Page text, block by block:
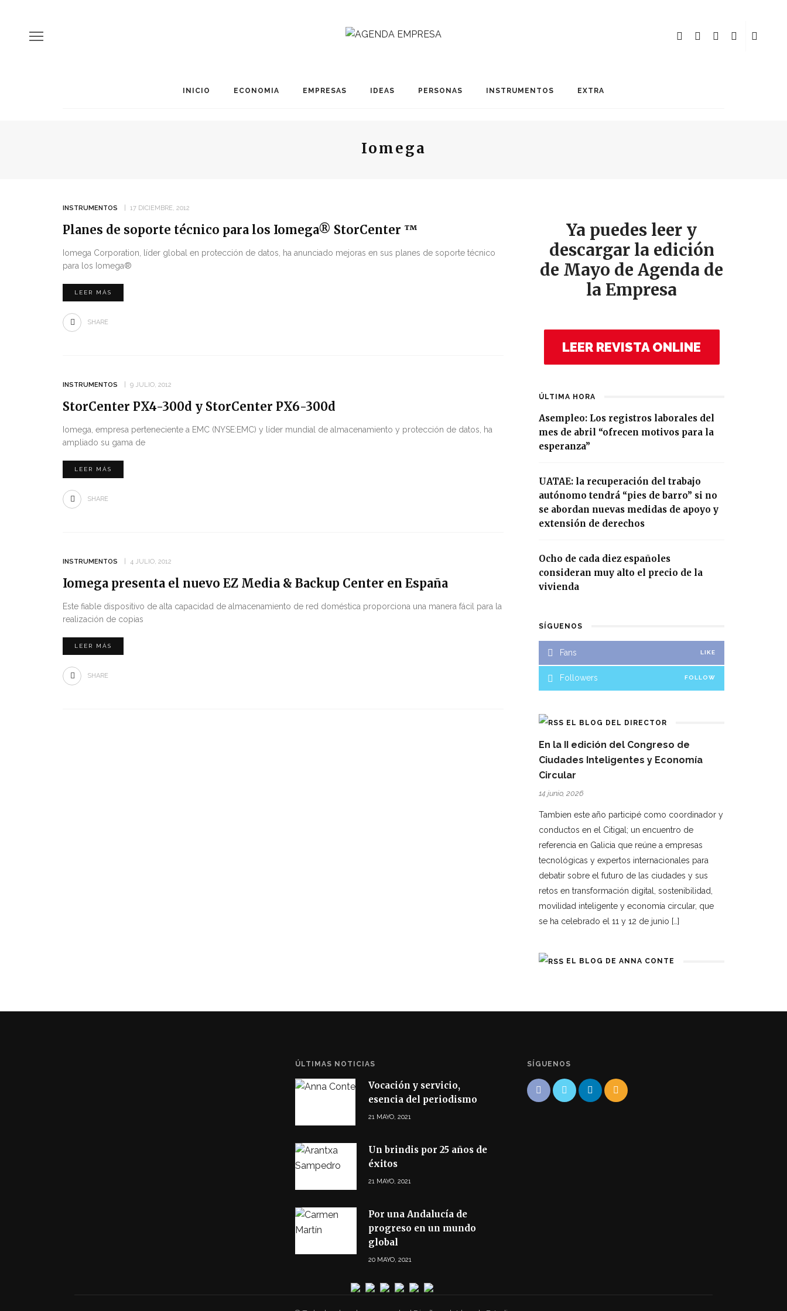
INICIO ECONOMIA EMPRESAS IDEAS PERSONAS INSTRUMENTOS EXTRA
Iomega
INSTRUMENTOS 17 DICIEMBRE, 2012
Planes de soporte técnico para los Iomega® StorCenter ™
Iomega Corporation, líder global en protección de datos, ha anunciado mejoras en sus planes de soporte técnico
para los Iomega®
LEER MÁS
SHARE
INSTRUMENTOS 9 JULIO, 2012
StorCenter PX4-300d y StorCenter PX6-300d
Iomega, empresa perteneciente a EMC (NYSE:EMC) y líder mundial de almacenamiento y protección de datos, ha
ampliado su gama de
LEER MÁS
SHARE
INSTRUMENTOS 4 JULIO, 2012
Iomega presenta el nuevo EZ Media & Backup Center en España
Este fiable dispositivo de alta capacidad de almacenamiento de red doméstica proporciona una manera fácil para la
realización de copias
LEER MÁS
SHARE
Ya puedes leer y
descargar la edición
de Mayo de Agenda de
la Empresa
LEER REVISTA ONLINE
ÚLTIMA HORA
Asempleo: Los registros laborales del
mes de abril “ofrecen motivos para la
esperanza”
UATAE: la recuperación del trabajo
autónomo tendrá “pies de barro” si no
se abordan nuevas medidas de apoyo y
extensión de derechos
Ocho de cada diez españoles
consideran muy alto el precio de la
vivienda
SÍGUENOS
Fans LIKE
Followers FOLLOW
EL BLOG DEL DIRECTOR
En la II edición del Congreso de
Ciudades Inteligentes y Economía
Circular
14 junio, 2026
Tambien este año participé como coordinador y
conductos en el Citigal; un encuentro de
referencia en Galicia que reúne a empresas
tecnológicas y expertos internacionales para
debatir sobre el futuro de las ciudades y sus
retos en transformación digital, sostenibilidad,
movilidad inteligente y economía circular, que
se ha celebrado el 11 y 12 de junio […]
EL BLOG DE ANNA CONTE
ÚLTIMAS NOTICIAS
Vocación y servicio,
esencia del periodismo
21 MAYO, 2021
Un brindis por 25 años de
éxitos
21 MAYO, 2021
Por una Andalucía de
progreso en un mundo
global
20 MAYO, 2021
SÍGUENOS